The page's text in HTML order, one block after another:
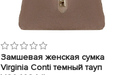
Замшевая женская сумка
Virginia Conti темный тауп